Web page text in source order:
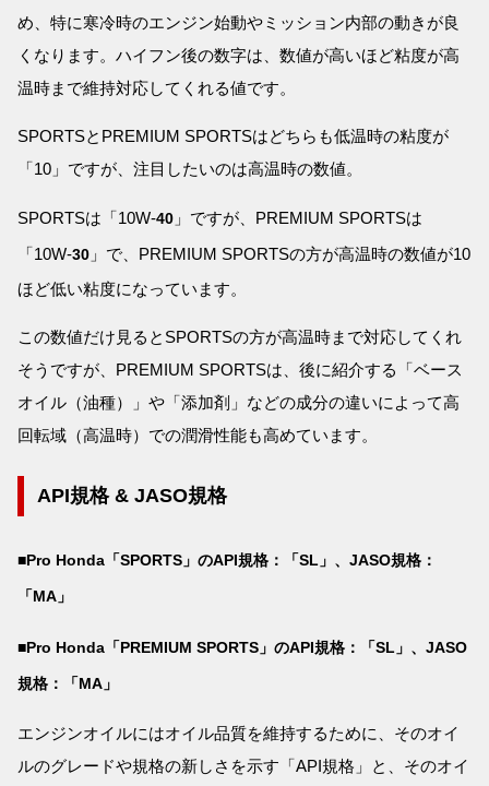
め、特に寒冷時のエンジン始動やミッション内部の動きが良
くなります。ハイフン後の数字は、数値が高いほど粘度が高
温時まで維持対応してくれる値です。
SPORTSとPREMIUM SPORTSはどちらも低温時の粘度が
「10」ですが、注目したいのは高温時の数値。
SPORTSは「10W-40 」ですが、PREMIUM SPORTSは
「10W-30 」で、PREMIUM SPORTSの方が高温時の数値が10
ほど低い粘度になっています。
この数値だけ見るとSPORTSの方が高温時まで対応してくれ
そうですが、PREMIUM SPORTSは、後に紹介する「ベース
オイル（油種）」や「添加剤」などの成分の違いによって高
回転域（高温時）での潤滑性能も高めています。
API規格 & JASO規格
■Pro Honda「SPORTS」のAPI規格：「SL」、JASO規格：
「MA」
■Pro Honda「PREMIUM SPORTS」のAPI規格：「SL」、JASO
規格：「MA」
エンジンオイルにはオイル品質を維持するために、そのオイ
ルのグレードや規格の新しさを示す「API規格」と、そのオイ